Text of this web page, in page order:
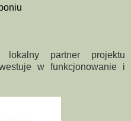
partner projektu
w funkcjonowanie i